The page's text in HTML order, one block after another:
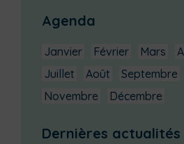
Agenda
Janvier Février Mars
Juillet
Août Septembre
Novembre
Décembre
Dernières actualités